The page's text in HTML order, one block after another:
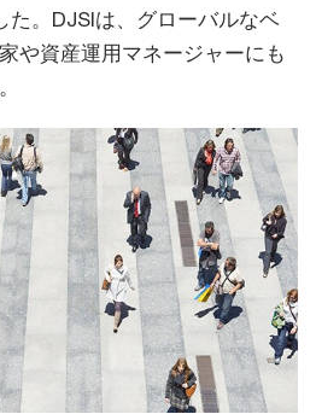
た。DJSIは、グローバルなベ
や資産運用マネージャーにも